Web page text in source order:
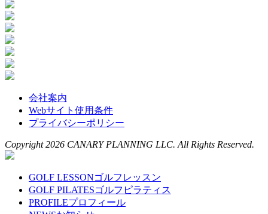
会社案内
Webサイト使用条件
プライバシーポリシー
Copyright 2026 CANARY PLANNING LLC. All Rights Reserved.
GOLF LESSONゴルフレッスン
GOLF PILATESゴルフピラティス
PROFILEプロフィール